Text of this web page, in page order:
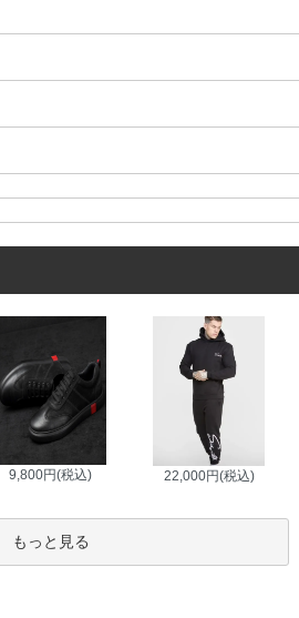
9,800円(税込) 22,000円(税込)
もっと見る